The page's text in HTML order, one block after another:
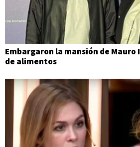
Embargaron la mansión de Mauro
de alimentos